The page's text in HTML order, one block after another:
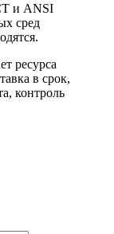
и ANSI
сред
ресурса
в срок,
контроль